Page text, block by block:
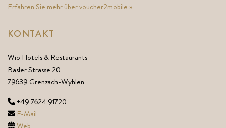
Erfahren Sie mehr über voucher2mobile »
KONTAKT
Wio Hotels & Restaurants
Basler Strasse 20
79639 Grenzach-Wyhlen
+49 7624 91720
E-Mail